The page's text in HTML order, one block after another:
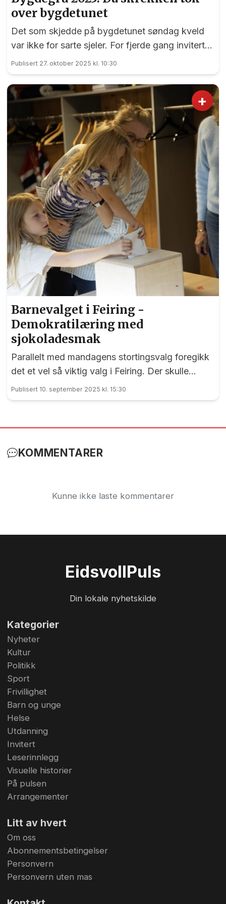
over bygdetunet
Det som skjedde på bygdetunet søndag kveld
var ikke for sarte sjeler. For fjerde gang inviterte
nemlig den driftige gjengen bak Bygdegru-
konseptet til en skremmende aften i bekmørket
på Klokkerenga. Med rundt 115 frivillige i sving
og over 1030 personer innenfor Bygdegru-
dørene er det et enormt arrangement. Og
kanskje det mest imponerende av alt: det er helt
gratis.
Publisert 27. oktober 2025 kl. 10:30
+
Barnevalget i Feiring -
Demokratilæring med
sjokoladesmak
Parallelt med mandagens stortingsvalg foregikk
det et vel så viktig valg i Feiring. Der skulle
nemlig bygdas barn og unge stemme over
hvilken Twist som er best. Kandidatene var vel
fargen på vinneren.......
Publisert 10. september 2025 kl. 15:30
KOMMENTARER
Kunne ikke laste kommentarer
EidsvollPuls
Din lokale nyhetskilde
Kategorier
Nyheter
Kultur
Politikk
Sport
Frivillighet
Barn og unge
Helse
Utdanning
Invitert
Leserinnlegg
Visuelle historier
På pulsen
Arrangementer
Litt av hvert
Om oss
Abonnementsbetingelser
Personvern
Personvern uten mas